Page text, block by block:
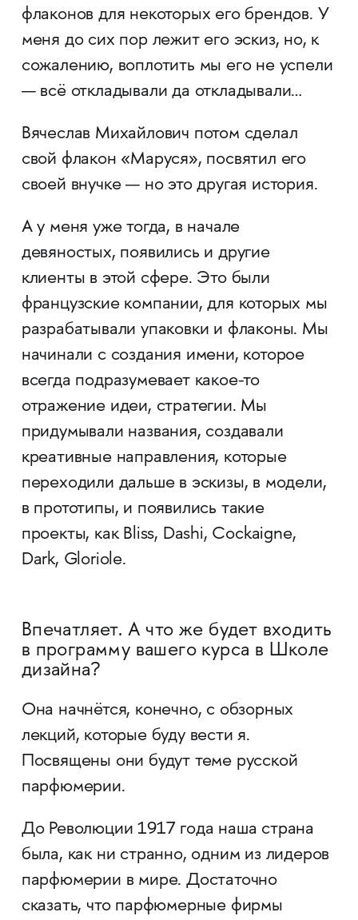
флаконов для некоторых его брендов. У
меня до сих пор лежит его эскиз, но, к
сожалению, воплотить мы его не успели
— всё откладывали да откладывали…
Вячеслав Михайлович потом сделал
свой флакон «Маруся», посвятил его
своей внучке — но это другая история.
А у меня уже тогда, в начале
девяностых, появились и другие
клиенты в этой сфере. Это были
французские компании, для которых мы
разрабатывали упаковки и флаконы. Мы
начинали с создания имени, которое
всегда подразумевает какое-то
отражение идеи, стратегии. Мы
придумывали названия, создавали
креативные направления, которые
переходили дальше в эскизы, в модели,
в прототипы, и появились такие
проекты, как Bliss, Dashi, Cockaigne,
Dark, Gloriole.
Впечатляет. А что же будет входить
в программу вашего курса в Школе
дизайна?
Она начнётся, конечно, с обзорных
лекций, которые буду вести я.
Посвящены они будут теме русской
парфюмерии.
До Революции 1917 года наша страна
была, как ни странно, одним из лидеров
парфюмерии в мире. Достаточно
сказать, что парфюмерные фирмы